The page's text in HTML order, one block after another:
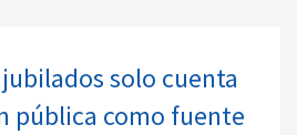
solo cuenta
pública como fuente